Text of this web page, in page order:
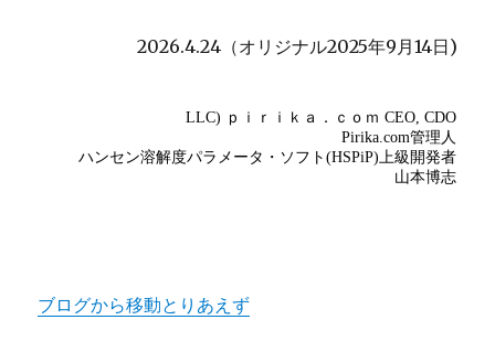
2026.4.24（オリジナル2025年9月14日)
ブログから移動とりあえず